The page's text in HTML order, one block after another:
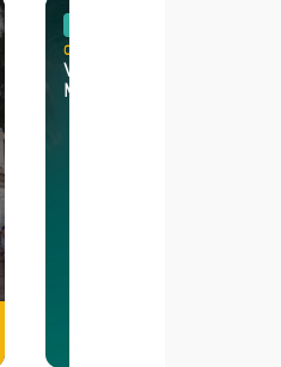
03 Días / 02 Noches
Verano de Playas,
Manglares y Tortugas